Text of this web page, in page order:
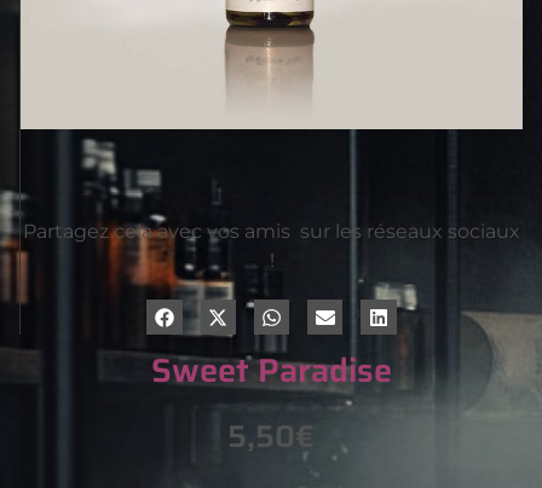
Sweet Paradise
5,50€
Partagez cela avec vos amis sur les réseaux sociaux
!